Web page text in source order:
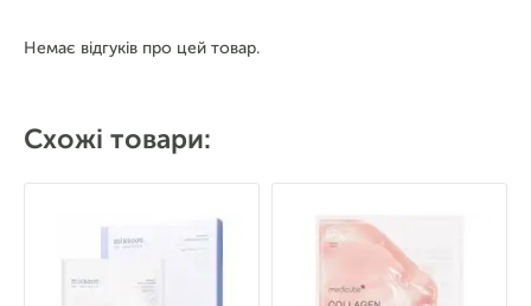
Схожі товари:
Немає відгуків про цей товар.